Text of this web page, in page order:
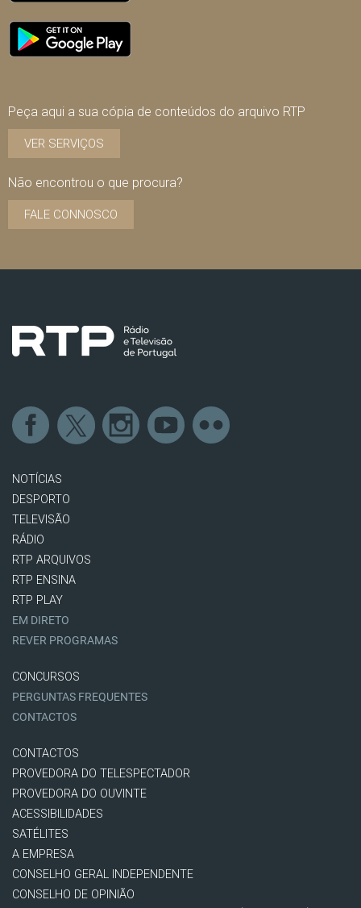
Peça aqui a sua cópia de conteúdos do arquivo RTP
VER SERVIÇOS
Não encontrou o que procura?
FALE CONNOSCO
NOTÍCIAS
DESPORTO
TELEVISÃO
RÁDIO
RTP ARQUIVOS
RTP ENSINA
RTP PLAY
EM DIRETO
REVER PROGRAMAS
CONCURSOS
PERGUNTAS FREQUENTES
CONTACTOS
CONTACTOS
PROVEDORA DO TELESPECTADOR
PROVEDORA DO OUVINTE
ACESSIBILIDADES
SATÉLITES
A EMPRESA
CONSELHO GERAL INDEPENDENTE
CONSELHO DE OPINIÃO